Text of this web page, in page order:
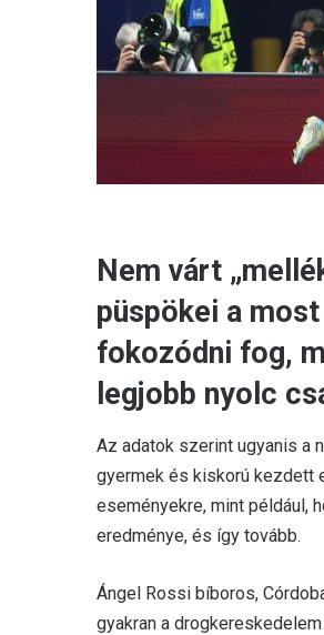
Nem várt
püspökei a
fokozódni fog,
legjobb nyolc
Az adatok szerint ugyanis a
gyermek és kiskorú kezdett
eseményekre, mint például,
eredménye, és így tovább.
Ángel Rossi bíboros,
gyakran a